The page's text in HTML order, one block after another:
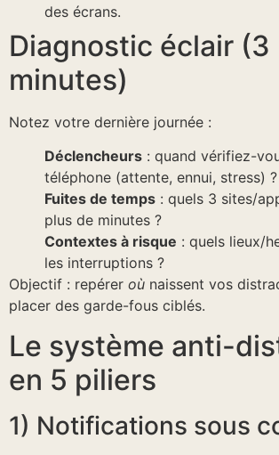
des écrans.
Diagnostic éclair (3
minutes)
Notez votre dernière journée :
Déclencheurs : quand vérifiez-
téléphone (attente, ennui, stress) ?
Fuites de temps : quels 3 sites/
plus de minutes ?
Contextes à risque : quels lieux/
les interruptions ?
Objectif : repérer où naissent vos
placer des garde-fous ciblés.
Le système anti-
en 5 piliers
1) Notifications sous